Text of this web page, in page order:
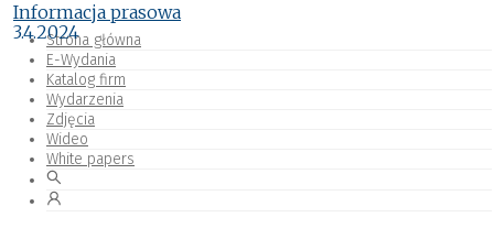
Strona główna
E-Wydania
Katalog firm
Wydarzenia
Zdjęcia
Wideo
White papers
Informacja prasowa
3.4.2024